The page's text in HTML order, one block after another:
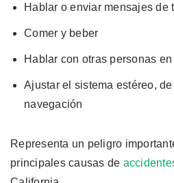
Hablar o enviar mensajes de
Comer y beber
Hablar con otras personas
Ajustar el sistema estéreo,
navegación
Representa un peligro
principales causas de